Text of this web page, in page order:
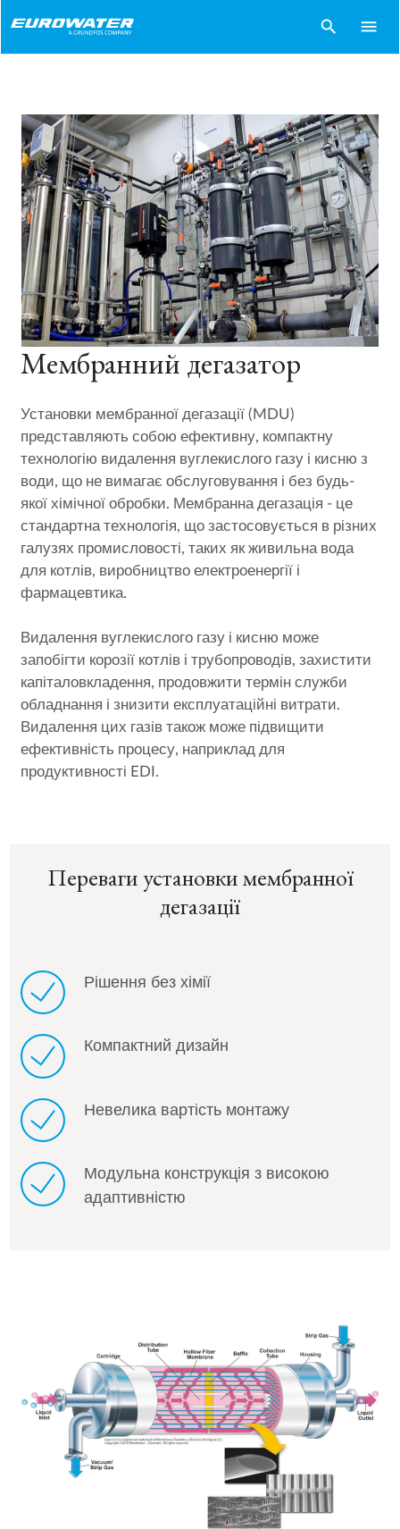
search menu
Мембранний дегазатор
Установки мембранної дегазації (MDU)
представляють собою ефективну, компактну
технологію видалення вуглекислого газу і кисню з
води, що не вимагає обслуговування і без будь-
якої хімічної обробки. Мембранна дегазація - це
стандартна технологія, що застосовується в різних
галузях промисловості, таких як живильна вода
для котлів, виробництво електроенергії і
фармацевтика.
Видалення вуглекислого газу і кисню може
запобігти корозії котлів і трубопроводів, захистити
капіталовкладення, продовжити термін служби
обладнання і знизити експлуатаційні витрати.
Видалення цих газів також може підвищити
ефективність процесу, наприклад для
продуктивності EDI.
Переваги установки мембранної
дегазації
Рішення без хімії
Компактний дизайн
Невелика вартість монтажу
Модульна конструкція з високою
адаптивністю